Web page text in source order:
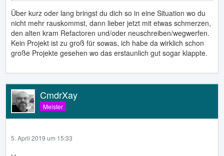
Über kurz oder lang bringst du dich so in eine Situation wo du
nicht mehr rauskommst, dann lieber jetzt mit etwas schmerzen,
den alten kram Refactoren und/oder neuschreiben/wegwerfen.
Kein Projekt ist zu groß für sowas, ich habe da wirklich schon
große Projekte gesehen wo das erstaunlich gut sogar klappte.
CmdrXay
Meister
5. April 2019 um 15:33